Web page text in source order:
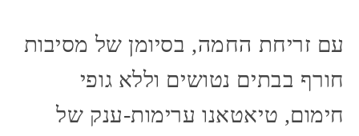
עם זריחת החמה, בסיומן של מסיבות
חורף בבתים נטושים וללא גופי
חימום, טיאטאנו ערימות-ענק של